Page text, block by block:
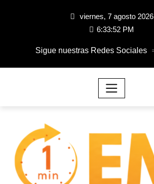
viernes, 7 agosto 2026
6:33:53 PM
Sigue nuestras Redes Sociales